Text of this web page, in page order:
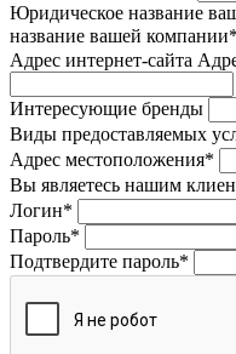
Юридическое название
название вашей компании*
Адрес интернет-сайта
Интересующие бренды
Виды предоставляемых
Адрес местоположения*
Вы являетесь нашим
Логин*
Пароль*
Подтвердите пароль*